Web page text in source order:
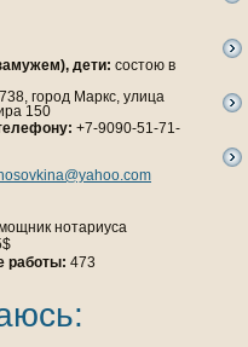
дети: состою в
город Маркс, улица
150
+7-9090-51-71-
нотариуса
работы: 473